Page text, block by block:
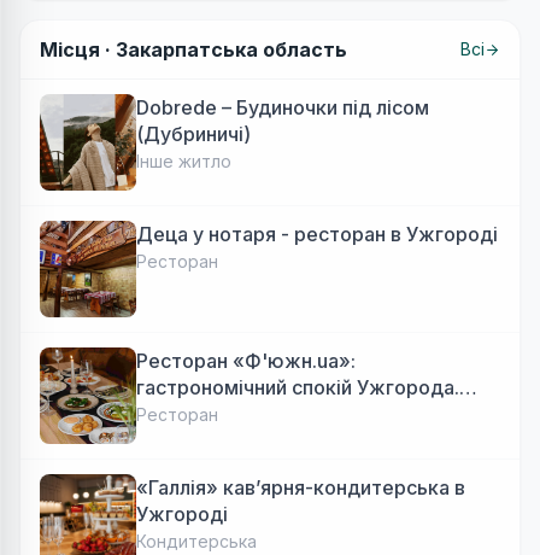
Місця · Закарпатська область Всі
Dobrede – Будиночки під лісом
(Дубриничі)
Інше житло
Деца у нотаря - ресторан в Ужгороді
Ресторан
Ресторан «Ф'южн.ua»:
гастрономічний спокій Ужгорода.
Авторська локальна кухня, затишок
Ресторан
«Галлія» кав’ярня-кондитерська в
Ужгороді
Кондитерська